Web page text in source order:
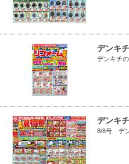
デンキ
デンキチ
デンキ
8/8号 デ